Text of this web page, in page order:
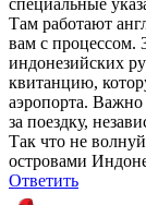
Там работают
вам с
индонезийских
квитанцию,
аэропорта. Важно
за поездку,
Так что не
островами
Ответить